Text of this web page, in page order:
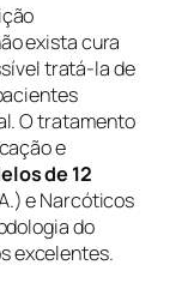
exista cura
tratá-la de
O tratamento
e
de 12
e Narcóticos
do
excelentes.